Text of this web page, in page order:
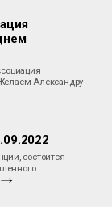
Александру
состоится